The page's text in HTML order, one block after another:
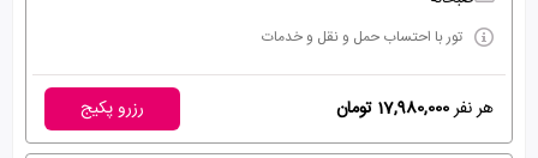
تور با احتساب حمل و نقل و خدمات
هر نفر17,980,000 تومان رزرو پکیج